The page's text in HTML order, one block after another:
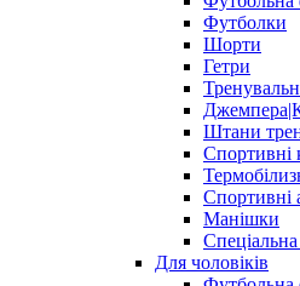
Футболки
Шорти
Гетри
Штани
Спортивні
Спортивні
Манішки
Для чоловіків